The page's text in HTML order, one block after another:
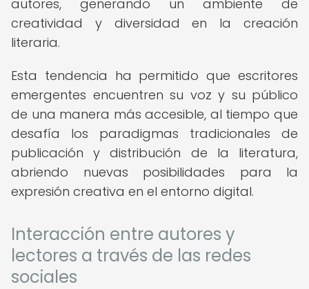
autores, generando un ambiente de
creatividad y diversidad en la creación
literaria.
Esta tendencia ha permitido que escritores
emergentes encuentren su voz y su público
de una manera más accesible, al tiempo que
desafía los paradigmas tradicionales de
publicación y distribución de la literatura,
abriendo nuevas posibilidades para la
expresión creativa en el entorno digital.
Interacción entre autores y
lectores a través de las redes
sociales